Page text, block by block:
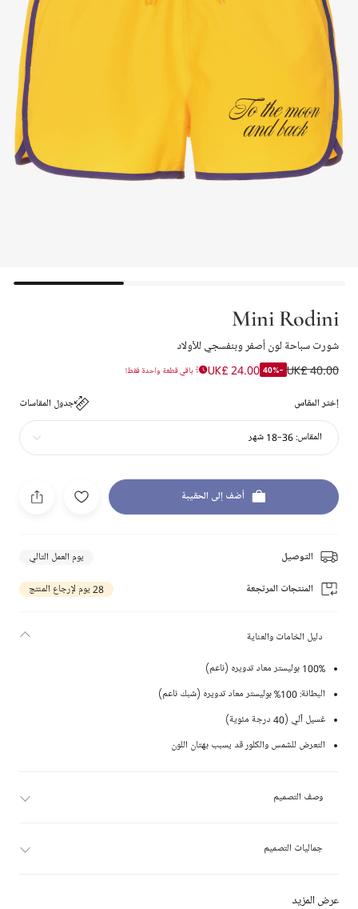
Mini Rodini
شورت سباحة لون أصفر وبنفسجي للأولاد
UK£ 40.00
-40%
UK£ 24.00 باقي قطعة واحدة فقط!
إختر المقاس جدول المقاسات
المقاس:36-18 شهر
أضف إلى الحقيبة
التوصيل يوم العمل التالي
المنتجات المرتجعة 28 يوم لإرجاع المنتج
عرض المزيد
دليل الخامات والعناية
100% بوليستر معاد تدويره (ناعم)
البطانة: 100% بوليستر معاد تدويره (شبك ناعم)
غسيل آلي (40 درجة مئوية)
التعرض للشمس والكلور قد يسبب بهتان اللون
وصف التصميم
جماليات التصميم